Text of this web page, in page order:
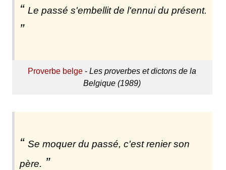
Le passé s'embellit de l'ennui du présent.
Proverbe belge -Les proverbes et dictons de la
Belgique (1989)
Se moquer du passé, c'est renier son
père.